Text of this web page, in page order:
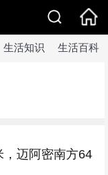
生活知识 生活百科
迈阿密南方64